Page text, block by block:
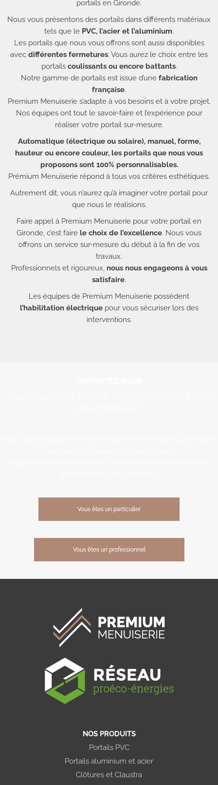
portails en Gironde.
Nous vous présentons des portails dans différents matériaux
tels que le PVC, l’acier et l’aluminium.
Les portails que nous vous offrons sont aussi disponibles
avec différentes fermetures. Vous aurez le choix entre les
portails coulissants ou encore battants.
Notre gamme de portails est issue d’une fabrication
française.
Premium Menuiserie s’adapte à vos besoins et à votre projet.
Nos équipes ont tout le savoir-faire et l’expérience pour
réaliser votre portail sur-mesure.
Automatique (électrique ou solaire), manuel, forme,
hauteur ou encore couleur, les portails que nous vous
proposons sont 100% personnalisables.
Prémium Menuiserie répond à tous vos critères esthétiques.
Autrement dit, vous n’aurez qu’à imaginer votre portail pour
que nous le réalisions.
Faire appel à Premium Menuiserie pour votre portail en
Gironde, c’est faire le choix de l’excellence. Nous vous
offrons un service sur-mesure du début à la fin de vos
travaux.
Professionnels et rigoureux, nous nous engageons à vous
satisfaire.
Les équipes de Premium Menuiserie possèdent
l’habilitation électriquepour vous sécuriser lors des
interventions.
Vous êtes un particulier
Vous êtes un professionnel
NOS PRODUITS
Portails PVC
Portails aluminium et acier
Clôtures et Claustra
Appeler PREMIUM MENUISERIE
05 57 65 72 44
Lundi ›
8:30 - 12:20 et 14:00 - 18h00
Mardi ›
8:30 - 12:20 et 14:00 - 18h00
Mercredi ›
8:30 - 12:20 et 14:00 - 18h00